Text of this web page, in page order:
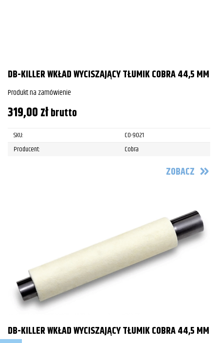
DB-KILLER WKŁAD WYCISZAJĄCY TŁUMIK COBRA 44,5 MM
Produkt na zamówienie
319,00złbrutto
SKU:
CO-9021
Producent:
Cobra
ZOBACZ
DB-KILLER WKŁAD WYCISZAJĄCY TŁUMIK COBRA 44,5 MM